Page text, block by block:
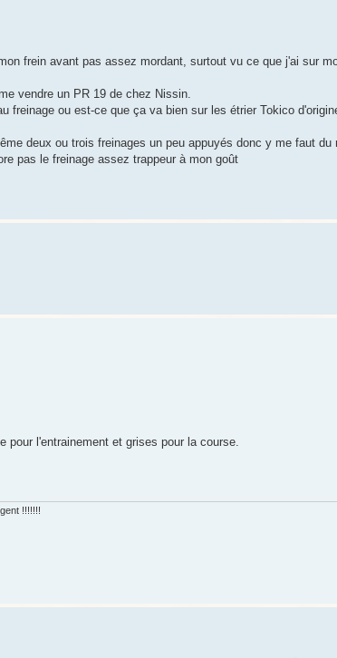
frein avant pas assez mordant, surtout vu ce que j'ai sur
vendre un PR 19 de chez Nissin.
freinage ou est-ce que ça va bien sur les étrier Tokico
deux ou trois freinages un peu appuyés donc y me faut du
pas le freinage assez trappeur à mon goût
pour l'entrainement et grises pour la course.
!!!!!!!